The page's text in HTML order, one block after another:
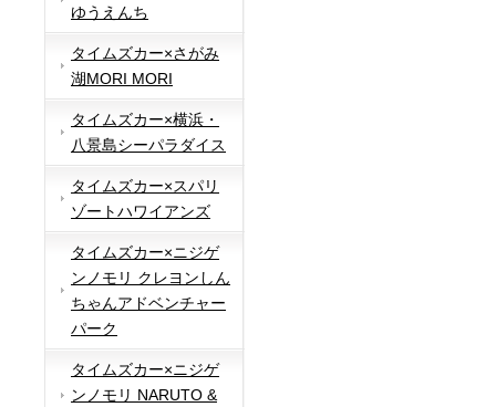
ゆうえんち
タイムズカー×さがみ
湖MORI MORI
タイムズカー×横浜・
八景島シーパラダイス
タイムズカー×スパリ
ゾートハワイアンズ
タイムズカー×ニジゲ
ンノモリ クレヨンしん
ちゃんアドベンチャー
パーク
タイムズカー×ニジゲ
ンノモリ NARUTO &